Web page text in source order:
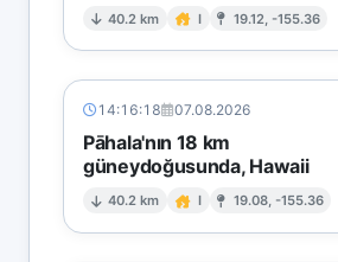
40.2 km I 19.12, -155.36
14:16:18 07.08.2026
Pāhala'nın 18 km
güneydoğusunda, Hawaii
40.2 km I 19.08, -155.36